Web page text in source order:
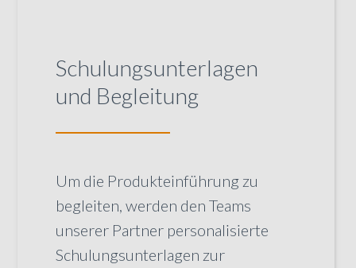
Schulungsunterlagen
und Begleitung
Um die Produkteinführung zu
begleiten, werden den Teams
unserer Partner personalisierte
Schulungsunterlagen zur